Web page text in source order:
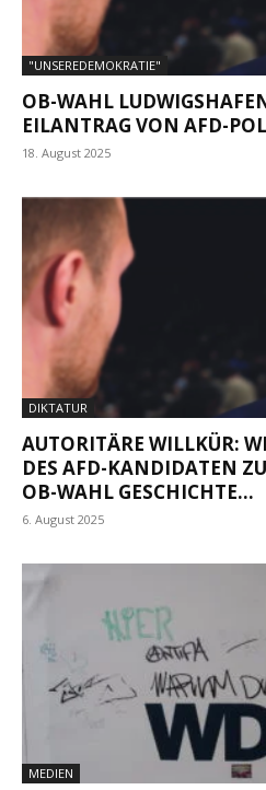
"UNSEREDEMOKRATIE"
OB-WAHL
EILANTRAG VON AFD-
18. August 2025
DIKTATUR
AUTORITÄRE WILLKÜR:
DES AFD-KANDIDATEN
OB-WAHL GESCHICHTE...
6. August 2025
MEDIEN